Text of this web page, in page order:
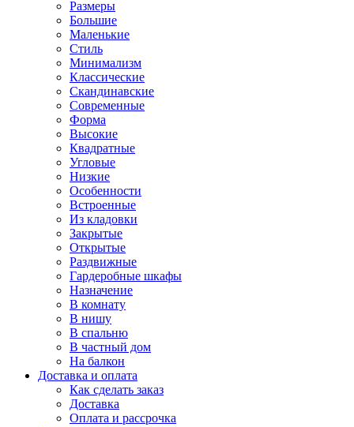
Размеры
Большие
Маленькие
Стиль
Минимализм
Классические
Скандинавские
Современные
Форма
Высокие
Квадратные
Угловые
Низкие
Особенности
Встроенные
Из кладовки
Закрытые
Открытые
Раздвижные
Гардеробные шкафы
Назначение
В комнату
В нишу
В спальню
В частный дом
На балкон
Доставка и оплата
Как сделать заказ
Доставка
Оплата и рассрочка